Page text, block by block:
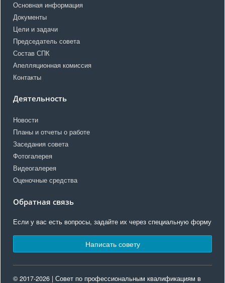
Основная информация
Документы
Цели и задачи
Председатель совета
Состав СПК
Апелляционная комиссия
Контакты
Деятельность
Новости
Планы и отчеты о работе
Заседания совета
Фотогалерея
Видеогалерея
Оценочные средства
Обратная связь
Если у вас есть вопросы, задайте их через специальную форму
Написать совету
© 2017-2026 | Совет по профессиональным квалификациям в